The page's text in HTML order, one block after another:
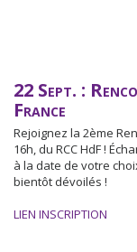
22 Sept. :
France
Rejoignez la 2ème
16h, du RCC HdF !
à la date de votre
bientôt dévoilés !
LIEN INSCRIPTION